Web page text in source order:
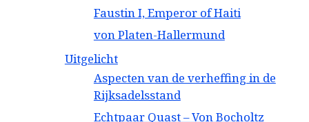
Faustin I, Emperor of Haiti
von Platen-Hallermund
Uitgelicht
Aspecten van de verheffing in de
Rijksadelsstand
Echtpaar Quast – Von Bocholtz